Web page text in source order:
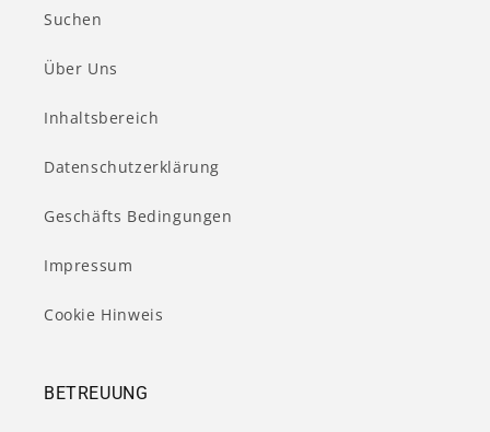
Suchen
Über Uns
Inhaltsbereich
Datenschutzerklärung
Geschäfts Bedingungen
Impressum
Cookie Hinweis
BETREUUNG